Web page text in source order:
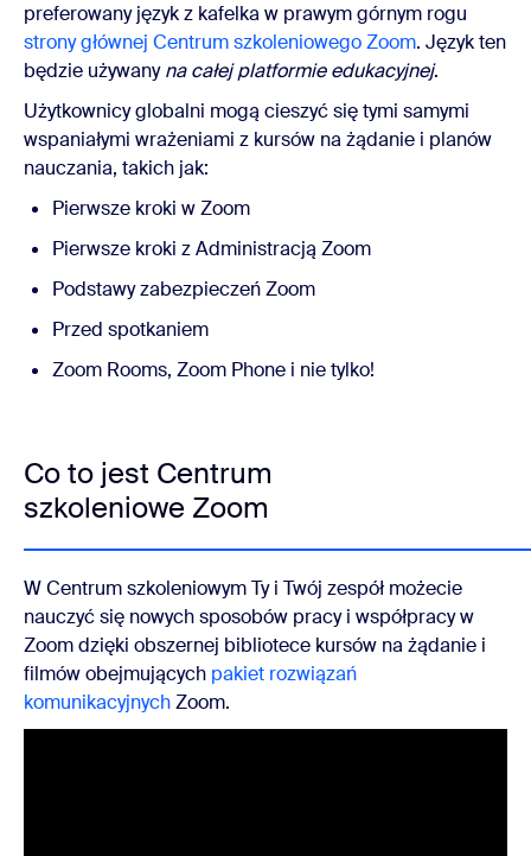
preferowany język z kafelka w prawym górnym rogu
strony głównej Centrum szkoleniowego Zoom. Język ten
będzie używanyna całej platformie edukacyjnej.
Użytkownicy globalni mogą cieszyć się tymi samymi
wspaniałymi wrażeniami z kursów na żądanie i planów
nauczania, takich jak:
Pierwsze kroki w Zoom
Pierwsze kroki z Administracją Zoom
Podstawy zabezpieczeń Zoom
Przed spotkaniem
Zoom Rooms, Zoom Phone i nie tylko!
Co to jest Centrum
szkoleniowe Zoom
W Centrum szkoleniowym Ty i Twój zespół możecie
nauczyć się nowych sposobów pracy i współpracy w
Zoom dzięki obszernej bibliotece kursów na żądanie i
filmów obejmujących pakiet rozwiązań
komunikacyjnychZoom.